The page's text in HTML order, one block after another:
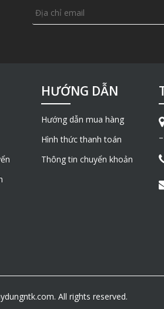
HƯỚNG DẪN
Hướng dẫn mua hàng
Hình thức thanh toán
Thông tin chuyển khoản
All rights reserved.